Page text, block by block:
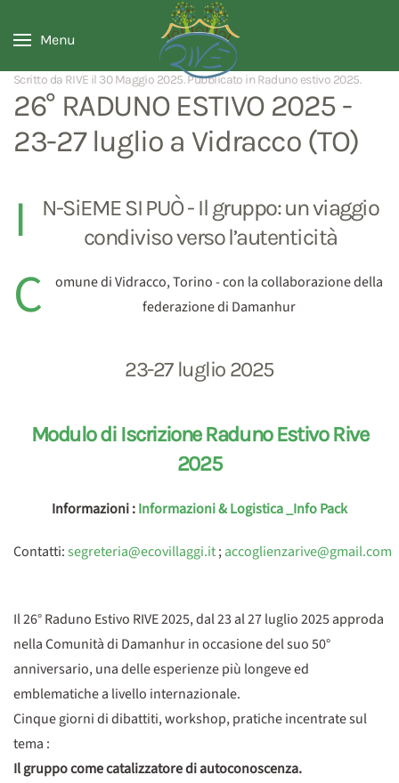
Menu
Scritto da RIVE il 30 Maggio 2025. Pubblicato in Raduno estivo 2025.
26° RADUNO ESTIVO 2025 -
23-27 luglio a Vidracco (TO)
I
N-SiEME SI PUÒ - Il gruppo: un viaggio
condiviso verso l’autenticità
C
omune di Vidracco, Torino - con la collaborazione della
federazione di Damanhur
23-27 luglio 2025
Modulo di Iscrizione Raduno Estivo Rive
2025
Informazioni :Informazioni & Logistica _Info Pack
Contatti:segreteria@ecovillaggi.it;accoglienzarive@gmail.com
Il 26° Raduno Estivo RIVE 2025, dal 23 al 27 luglio 2025 approda
nella Comunità di Damanhur in occasione del suo 50°
anniversario, una delle esperienze più longeve ed
emblematiche a livello internazionale.
Cinque giorni di dibattiti, workshop, pratiche incentrate sul
tema :
Il gruppo come catalizzatore di autoconoscenza.